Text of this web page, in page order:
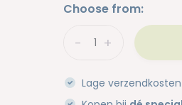
Choose from:
+
-
Lage